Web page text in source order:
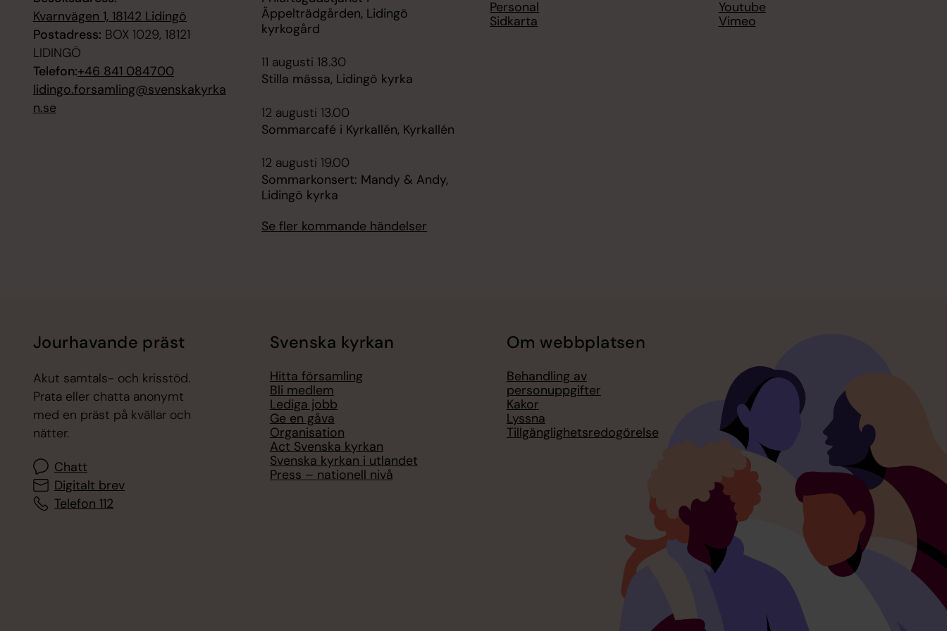
Kvarnvägen 1, 18142 Lidingö
Postadress: BOX 1029, 18121
LIDINGÖ
Telefon:+46 841 084700
lidingo.forsamling@svenskakyrka
n.se
Äppelträdgården, Lidingö
kyrkogård
11 augusti 18.30
Stilla mässa, Lidingö kyrka
12 augusti 13.00
Sommarcafé i Kyrkallén, Kyrkallén
12 augusti 19.00
Sommarkonsert: Mandy & Andy,
Lidingö kyrka
Se fler kommande händelser
Personal
Sidkarta
Youtube
Vimeo
Jourhavande präst
Akut samtals- och krisstöd.
Prata eller chatta anonymt
med en präst på kvällar och
nätter.
Chatt
Digitalt brev
Telefon 112
Svenska kyrkan
Hitta församling
Bli medlem
Lediga jobb
Ge en gåva
Organisation
Act Svenska kyrkan
Svenska kyrkan i utlandet
Press – nationell nivå
Om webbplatsen
Behandling av
personuppgifter
Kakor
Lyssna
Tillgänglighetsredogörelse